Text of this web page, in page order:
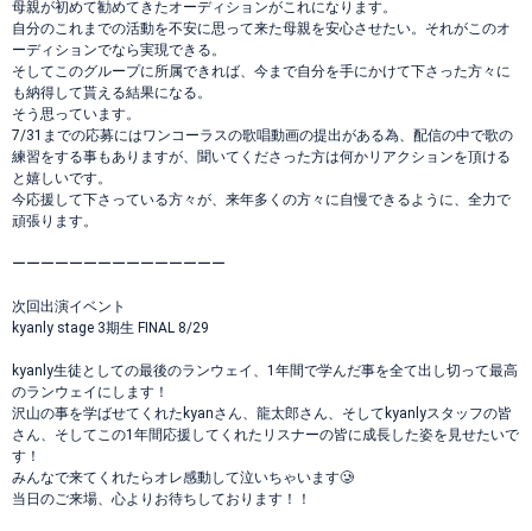
母親が初めて勧めてきたオーディションがこれになります。
自分のこれまでの活動を不安に思って来た母親を安心させたい。それがこのオ
ーディションでなら実現できる。
そしてこのグループに所属できれば、今まで自分を手にかけて下さった方々に
も納得して貰える結果になる。
そう思っています。
7/31までの応募にはワンコーラスの歌唱動画の提出がある為、配信の中で歌の
練習をする事もありますが、聞いてくださった方は何かリアクションを頂ける
と嬉しいです。
今応援して下さっている方々が、来年多くの方々に自慢できるように、全力で
頑張ります。
ーーーーーーーーーーーーーーー
次回出演イベント
kyanly stage 3期生 FINAL 8/29
kyanly生徒としての最後のランウェイ、1年間で学んだ事を全て出し切って最高
のランウェイにします！
沢山の事を学ばせてくれたkyanさん、龍太郎さん、そしてkyanlyスタッフの皆
さん、そしてこの1年間応援してくれたリスナーの皆に成長した姿を見せたいで
す！
みんなで来てくれたらオレ感動して泣いちゃいます🥲
当日のご来場、心よりお待ちしております！！